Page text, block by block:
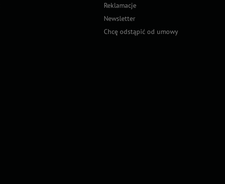
Reklamacje
Newsletter
Chcę odstąpić od umowy